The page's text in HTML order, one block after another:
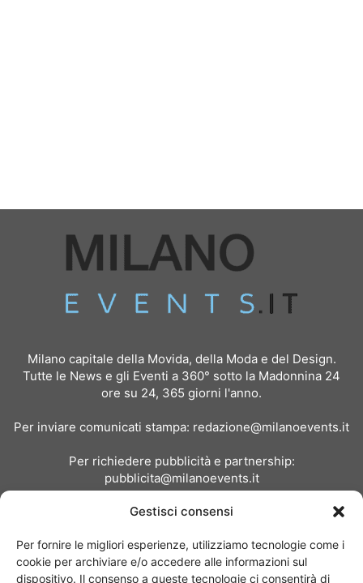
Gestisci consensi
Per fornire le migliori esperienze, utilizziamo tecnologie come i
cookie per archiviare e/o accedere alle informazioni sul
dispositivo. Il consenso a queste tecnologie ci consentirà di
Milano capitale della Movida, della Moda e del Design.
Tutte le News e gli Eventi a 360° sotto la Madonnina 24
ore su 24, 365 giorni l'anno.
Per inviare comunicati stampa: redazione@milanoevents.it
Per richiedere pubblicità e partnership:
pubblicita@milanoevents.it